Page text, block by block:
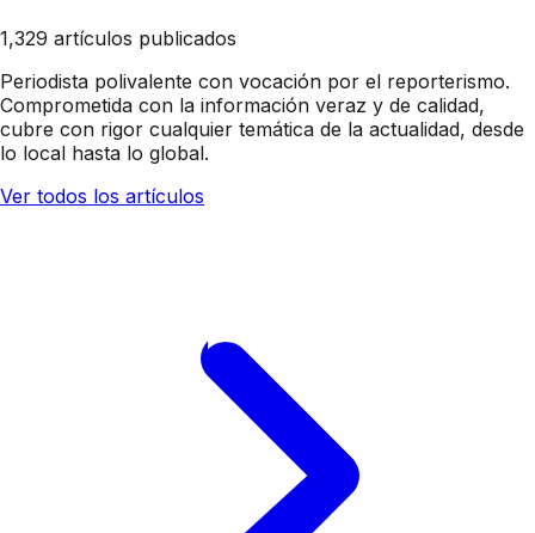
1,329 artículos publicados
Periodista polivalente con vocación por el reporterismo.
Comprometida con la información veraz y de calidad,
cubre con rigor cualquier temática de la actualidad, desde
lo local hasta lo global.
Ver todos los artículos